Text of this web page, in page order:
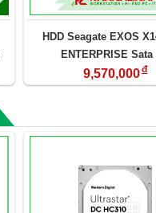
HDD Seagate EXOS
ENTERPRISE Sata
(ST12000NM0008)
9,570,000đ